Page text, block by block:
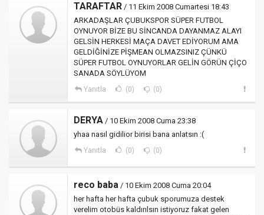
TARAFTAR / 11 Ekim 2008 Cumartesi 18:43
ARKADAŞLAR ÇUBUKSPOR SÜPER FUTBOL
OYNUYOR BİZE BU SİNCANDA DAYANMAZ ALAYI
GELSİN HERKESİ MAÇA DAVET EDİYORUM AMA
GELDİĞİNİZE PİŞMEAN OLMAZSINIZ ÇÜNKÜ
SÜPER FUTBOL OYNUYORLAR GELİN GÖRÜN ÇİÇO
SANADA SÖYLÜYOM
Yanıtla (0) (0)
DERYA / 10 Ekim 2008 Cuma 23:38
yhaa nasıl gidilior birisi bana anlatsın :(
Yanıtla (0) (0)
reco baba / 10 Ekim 2008 Cuma 20:04
her hafta her hafta çubuk sporumuza destek
verelim otobüs kaldırılsın istiyoruz fakat gelen